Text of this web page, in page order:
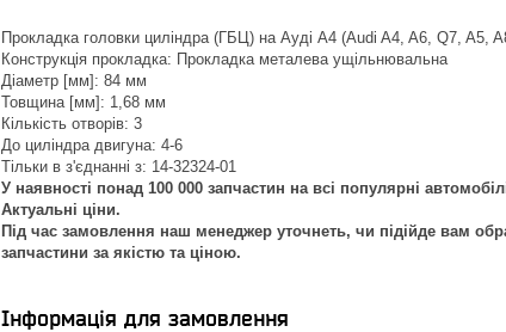
Прокладка головки циліндра (ГБЦ) на Ауді A4 (Audi A4, A6, Q7, A5,
Конструкція прокладка: Прокладка металева ущільнювальна
Діаметр [мм]: 84 мм
Товщина [мм]: 1,68 мм
Кількість отворів: 3
До циліндра двигуна: 4-6
Тільки в з'єднанні з: 14-32324-01
У наявності понад 100 000 запчастин на всі популярні
Актуальні ціни.
Під час замовлення наш менеджер уточнеть, чи підійде вам
запчастини за якістю та ціною.
Інформація для замовлення